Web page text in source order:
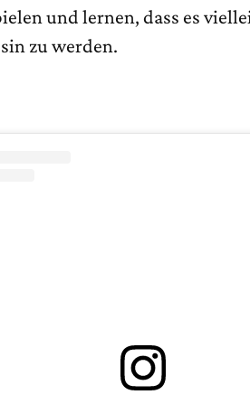
und lernen, dass es
zu werden.